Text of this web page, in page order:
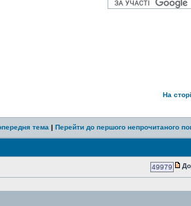
На
тема | Перейти до першого непрочитаного
49979